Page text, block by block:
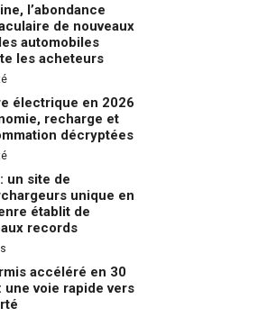
l’abondance
de nouveaux
automobiles
les acheteurs
électrique en 2026
recharge et
décryptées
un site de
unique en
établit de
records
accéléré en 30
une voie rapide vers